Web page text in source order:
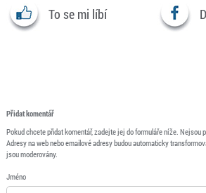
To se mi líbí
Přidat komentář
Pokud chcete přidat komentář, zadejte jej do formuláře níže. Nejsou
Adresy na web nebo emailové adresy budou automaticky
jsou moderovány.
Jméno